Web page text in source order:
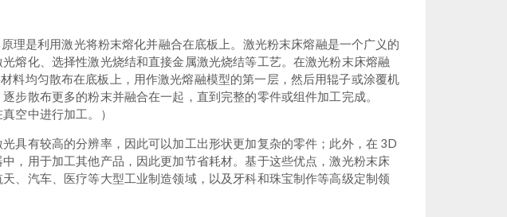
理是利用激光将粉末熔化并融合在底板上。激光粉末床熔融是一个广义的
熔化、选择性激光烧结和直接金属激光烧结等工艺。在激光粉末床熔融
料均匀散布在底板上，用作激光熔融模型的第一层，然后用辊子或涂覆机
步散布更多的粉末并融合在一起，直到完整的零件或组件加工完成。
空中进行加工。）
具有较高的分辨率，因此可以加工出形状更加复杂的零件；此外，在 3D
，用于加工其他产品，因此更加节省耗材。基于这些优点，激光粉末床
、汽车、医疗等大型工业制造领域，以及牙科和珠宝制作等高级定制领